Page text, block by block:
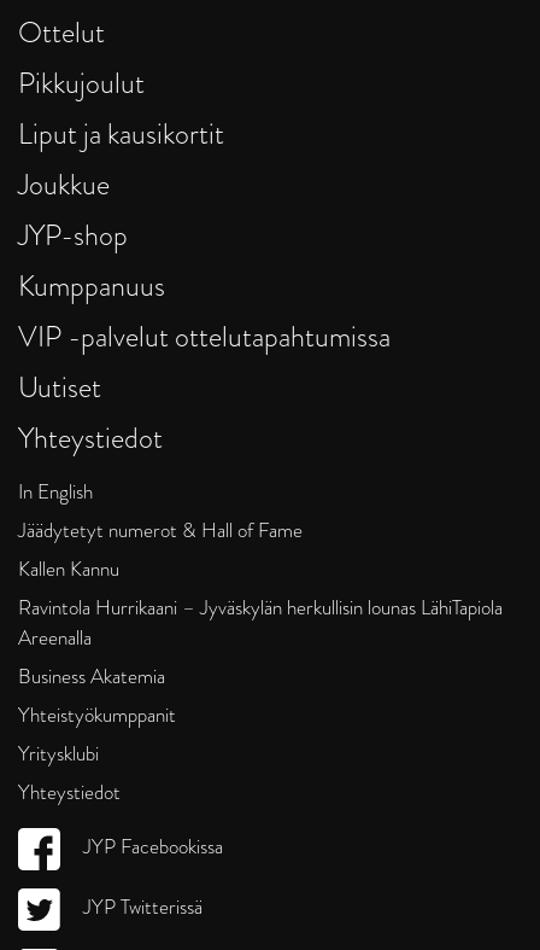
Ottelut
Pikkujoulut
Liput ja kausikortit
Joukkue
JYP-shop
Kumppanuus
VIP -palvelut ottelutapahtumissa
Uutiset
Yhteystiedot
In English
Jäädytetyt numerot & Hall of Fame
Kallen Kannu
Ravintola Hurrikaani – Jyväskylän herkullisin lounas LähiTapiola
Areenalla
Business Akatemia
Yhteistyökumppanit
Yritysklubi
Yhteystiedot
JYP Facebookissa
JYP Twitterissä